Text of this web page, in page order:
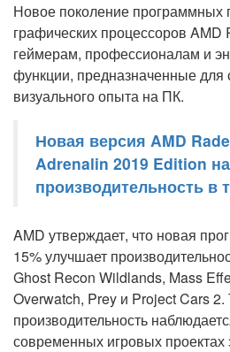
Новое поколение программных
графических процессоров AMD
геймерам, профессионалам и
функции, предназначенные для
визуального опыта на ПК.
Новая версия AMD
Adrenalin 2019 Edition
производительность в
AMD утверждает, что новая
15% улучшает
Ghost Recon Wildlands, Mass
Overwatch, Prey и Project Cars
производительность
современных игровых проектах